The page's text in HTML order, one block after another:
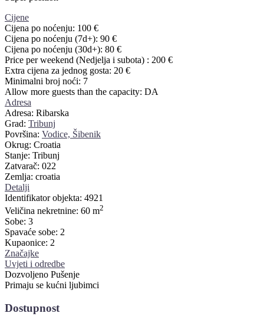
Cijene
Cijena po noćenju: 100 €
Cijena po noćenju (7d+): 90 €
Cijena po noćenju (30d+): 80 €
Price per weekend (Nedjelja i subota) : 200 €
Extra cijena za jednog gosta: 20 €
Minimalni broj noći: 7
Allow more guests than the capacity: DA
Adresa
Adresa: Ribarska
Grad: Tribunj
Površina: Vodice, Šibenik
Okrug: Croatia
Stanje: Tribunj
Zatvarač: 022
Zemlja: croatia
Detalji
Identifikator objekta: 4921
Veličina nekretnine: 60 m2
Sobe: 3
Spavaće sobe: 2
Kupaonice: 2
Značajke
Uvjeti i odredbe
Dozvoljeno Pušenje
Primaju se kućni ljubimci
Dostupnost